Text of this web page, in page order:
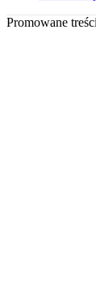
Promowane treści